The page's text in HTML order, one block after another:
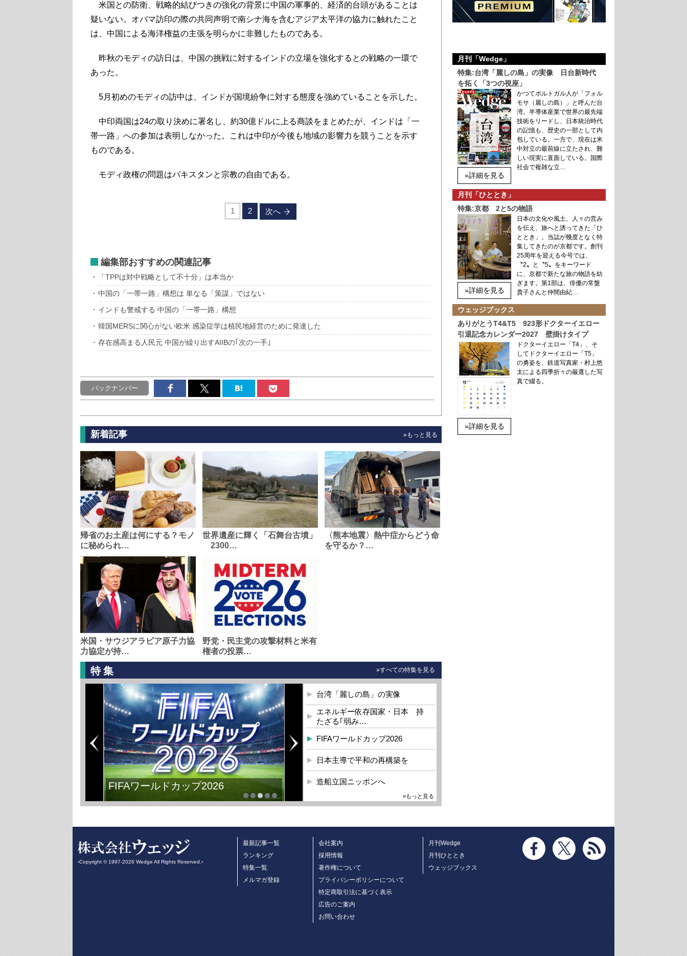
米国との防衛、戦略的結びつきの強化の背景に中国の軍事的、経済的台頭があることは
疑いない。オバマ訪印の際の共同声明で南シナ海を含むアジア太平洋の協力に触れたこと
は、中国による海洋権益の主張を明らかに非難したものである。
昨秋のモディの訪日は、中国の挑戦に対するインドの立場を強化するとの戦略の一環で
あった。
5月初めのモディの訪中は、インドが国境紛争に対する態度を強めていることを示した。
中印両国は24の取り決めに署名し、約30億ドルに上る商談をまとめたが、インドは「一
帯一路」への参加は表明しなかった。これは中印が今後も地域の影響力を競うことを示す
ものである。
モディ政権の問題はパキスタンと宗教の自由である。
1 2 次へ
編集部おすすめの関連記事
「TPPは対中戦略として不十分」は本当か
中国の「一帯一路」構想は 単なる「策謀」ではない
インドも警戒する 中国の「一帯一路」構想
韓国MERSに関心がない欧米 感染症学は植民地経営のために発達した
存在感高まる人民元 中国が繰り出すAIIBの｢次の一手｣
バックナンバー
新着記事 »もっと見る
帰省のお土産は何にする？モノ
に秘められ…
世界遺産に輝く「石舞台古墳」
2300…
〈熊本地震〉熱中症からどう命
を守るか？…
米国・サウジアラビア原子力協
力協定が持…
野党・民主党の攻撃材料と米有
権者の投票…
特集 »すべての特集を見る
FIFAワールドカップ2026
台湾「麗しの島」の実像
エネルギー依存国家・日本 持
たざる｢弱み…
FIFAワールドカップ2026
日本主導で平和の再構築を
造船立国ニッポンへ
»もっと見る
月刊「Wedge」
特集:台湾「麗しの島」の実像 日台新時代
を拓く「3つの視座」
»詳細を見る
かつてポルトガル人が「フォル
モサ（麗しの島）」と呼んだ台
湾。半導体産業で世界の最先端
技術をリードし、日本統治時代
の記憶も、歴史の一部として内
包している。一方で、現在は米
中対立の最前線に立たされ、難
しい現実に直面している。国際
社会で複雑な立…
月刊「ひととき」
特集:京都 2と5の物語
»詳細を見る
日本の文化や風土、人々の営み
を伝え、旅へと誘ってきた「ひ
ととき」。当誌が幾度となく特
集してきたのが京都です。創刊
25周年を迎える今号では、
〝2〟と〝5〟をキーワード
に、京都で新たな旅の物語を紡
ぎます。第1部は、俳優の常盤
貴子さんと仲間由紀…
ウェッジブックス
ありがとうT4&T5 923形ドクターイエロー
引退記念カレンダー2027 壁掛けタイプ
»詳細を見る
ドクターイエロー「T4」、そ
してドクターイエロー「T5」
の勇姿を、鉄道写真家・村上悠
太による四季折々の厳選した写
真で綴る。
‹Copyright © 1997-2026 Wedge All Rights Reserved.›
最新記事一覧
ランキング
特集一覧
メルマガ登録
会社案内
採用情報
著作権について
プライバシーポリシーについて
特定商取引法に基づく表示
広告のご案内
お問い合わせ
月刊Wedge
月刊ひととき
ウェッジブックス